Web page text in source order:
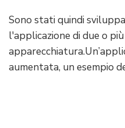
Sono stati quindi
l'applicazione di due o
aumentata, un esempio